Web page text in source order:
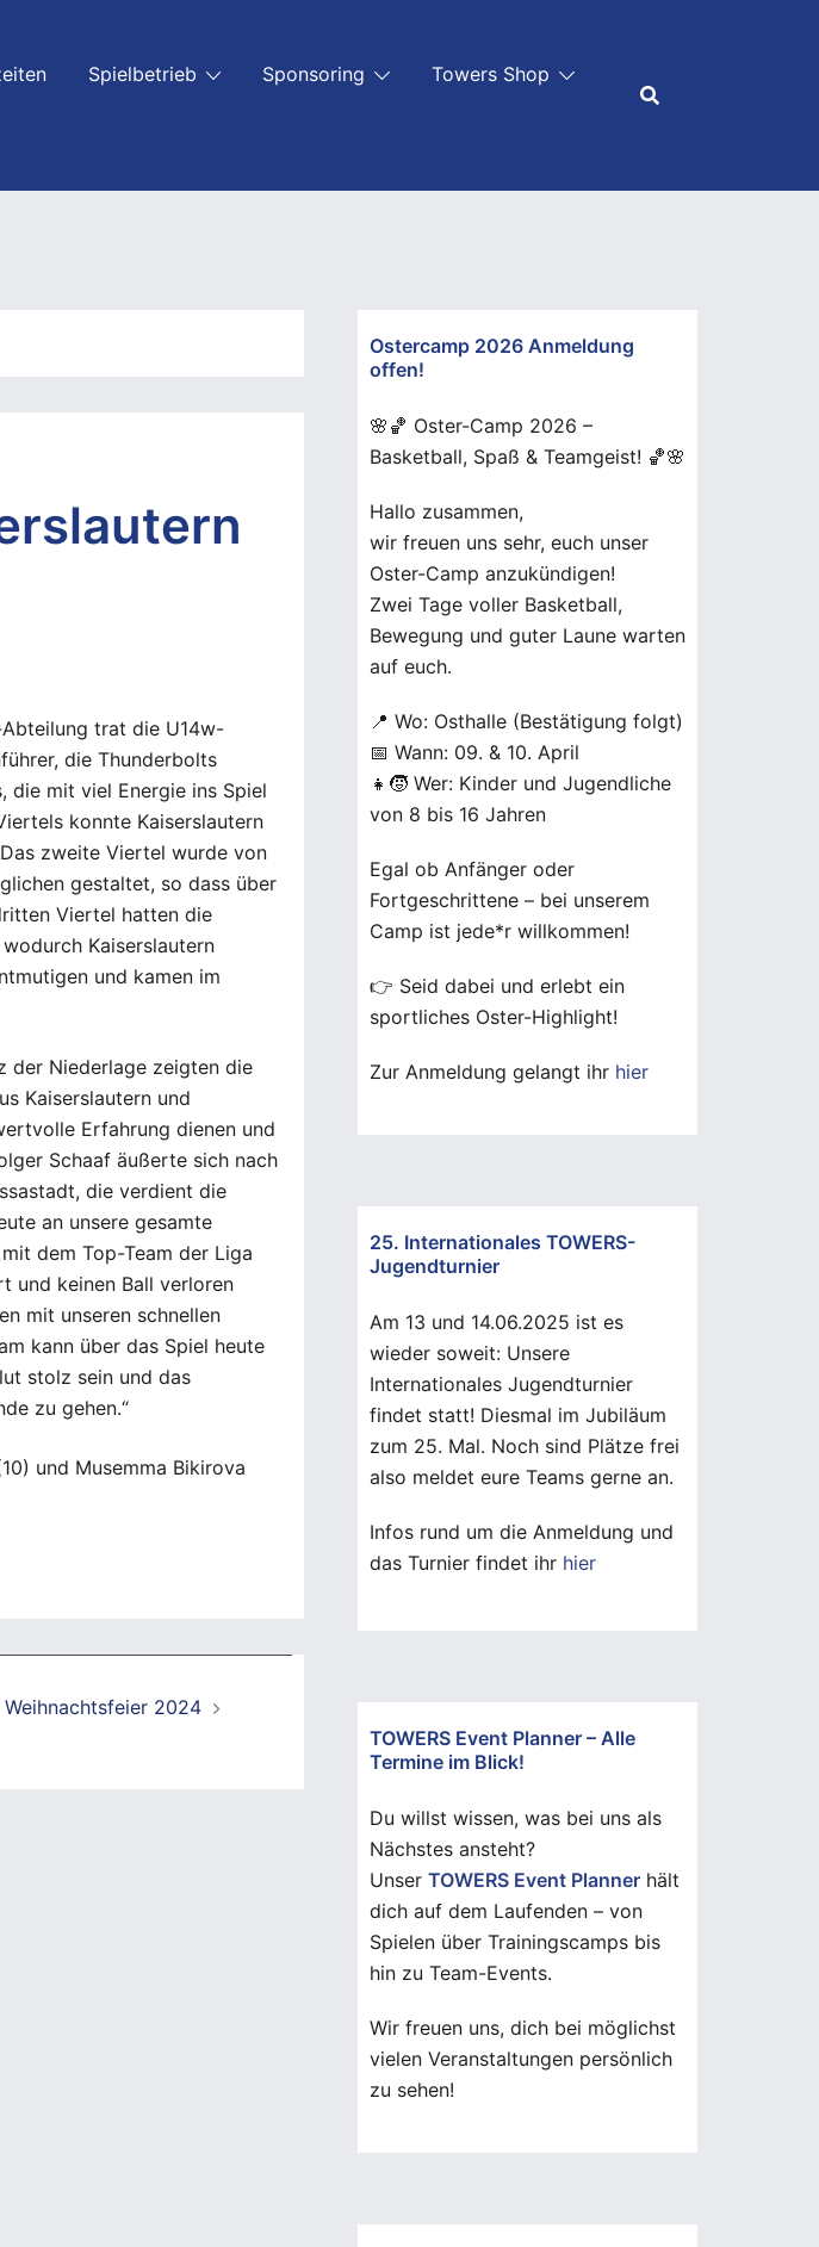
Spielbetrieb Sponsoring
Towers Shop
trat die U14w-
die Thunderbolts
die mit viel Energie ins Spiel
konnte Kaiserslautern
zweite Viertel wurde von
gestaltet, so dass über
Viertel hatten die
Kaiserslautern
und kamen im
der Niederlage zeigten die
Kaiserslautern und
Erfahrung dienen und
Schaaf äußerte sich nach
die verdient die
an unsere gesamte
dem Top-Team der Liga
und keinen Ball verloren
mit unseren schnellen
kann über das Spiel heute
stolz sein und das
zu gehen.“
und Musemma Bikirova
Weihnachtsfeier 2024
Ostercamp 2026 Anmeldung
offen!
🌸🏀 Oster-Camp 2026 –
Basketball, Spaß & Teamgeist! 🏀🌸
Hallo zusammen,
wir freuen uns sehr, euch unser
Oster-Camp anzukündigen!
Zwei Tage voller Basketball,
Bewegung und guter Laune warten
auf euch.
📍 Wo: Osthalle (Bestätigung folgt)
📅 Wann: 09. & 10. April
👧🧒 Wer: Kinder und Jugendliche
von 8 bis 16 Jahren
Egal ob Anfänger oder
Fortgeschrittene – bei unserem
Camp ist jede*r willkommen!
👉 Seid dabei und erlebt ein
sportliches Oster-Highlight!
Zur Anmeldung gelangt ihr hier
25. Internationales TOWERS-
Jugendturnier
Am 13 und 14.06.2025 ist es
wieder soweit: Unsere
Internationales Jugendturnier
findet statt! Diesmal im Jubiläum
zum 25. Mal. Noch sind Plätze frei
also meldet eure Teams gerne an.
Infos rund um die Anmeldung und
das Turnier findet ihr hier
TOWERS Event Planner – Alle
Termine im Blick!
Du willst wissen, was bei uns als
Nächstes ansteht?
Unser TOWERS Event Planner hält
dich auf dem Laufenden – von
Spielen über Trainingscamps bis
hin zu Team-Events.
Wir freuen uns, dich bei möglichst
vielen Veranstaltungen persönlich
zu sehen!